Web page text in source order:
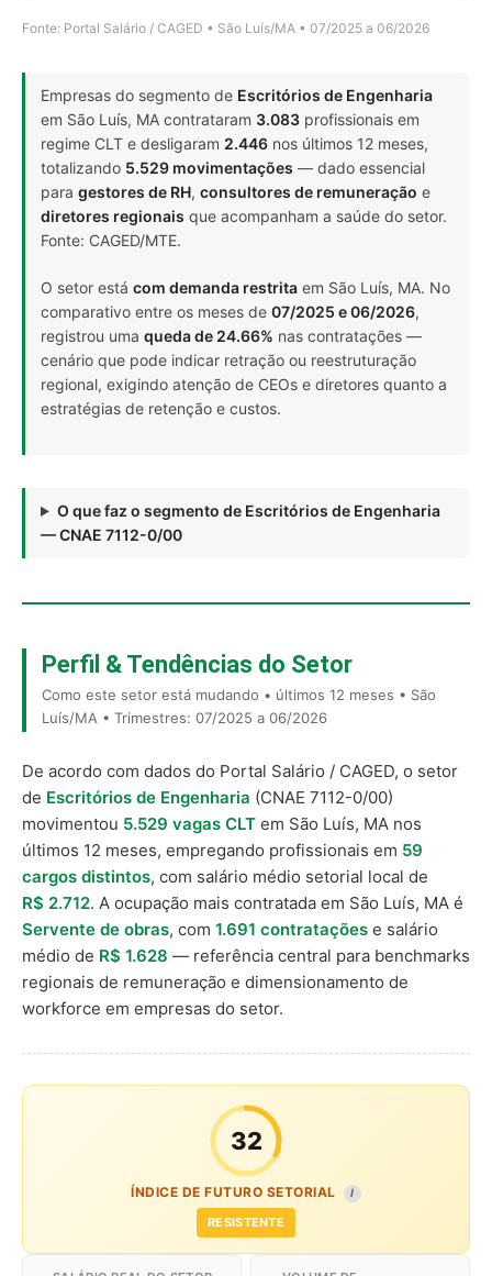
Fonte: Portal Salário / CAGED • São Luís/MA • 07/2025 a 06/2026
Empresas do segmento de Escritórios de Engenharia
em São Luís, MA contrataram 3.083 profissionais em
regime CLT e desligaram 2.446 nos últimos 12 meses,
totalizando 5.529 movimentações — dado essencial
para gestores de RH, consultores de remuneração e
diretores regionais que acompanham a saúde do setor.
Fonte: CAGED/MTE.
O setor está com demanda restrita em São Luís, MA. No
comparativo entre os meses de 07/2025 e 06/2026,
registrou uma queda de 24.66% nas contratações —
cenário que pode indicar retração ou reestruturação
regional, exigindo atenção de CEOs e diretores quanto a
estratégias de retenção e custos.
O que faz o segmento de Escritórios de Engenharia
— CNAE 7112-0/00
Perfil & Tendências do Setor
Como este setor está mudando • últimos 12 meses • São
Luís/MA • Trimestres: 07/2025 a 06/2026
De acordo com dados do Portal Salário / CAGED, o setor
de Escritórios de Engenharia (CNAE 7112-0/00)
movimentou 5.529 vagas CLT em São Luís, MA nos
últimos 12 meses, empregando profissionais em 59
cargos distintos, com salário médio setorial local de
R$ 2.712. A ocupação mais contratada em São Luís, MA é
Servente de obras, com 1.691 contratações e salário
médio de R$ 1.628 — referência central para benchmarks
regionais de remuneração e dimensionamento de
workforce em empresas do setor.
32
ÍNDICE DE FUTURO SETORIAL I
RESISTENTE